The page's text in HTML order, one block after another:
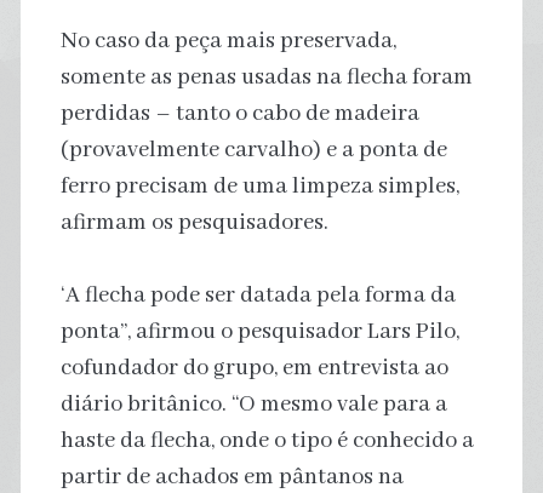
No caso da peça mais preservada,
somente as penas usadas na flecha foram
perdidas – tanto o cabo de madeira
(provavelmente carvalho) e a ponta de
ferro precisam de uma limpeza simples,
afirmam os pesquisadores.
‘A flecha pode ser datada pela forma da
ponta”, afirmou o pesquisador Lars Pilo,
cofundador do grupo, em entrevista ao
diário britânico. “O mesmo vale para a
haste da flecha, onde o tipo é conhecido a
partir de achados em pântanos na